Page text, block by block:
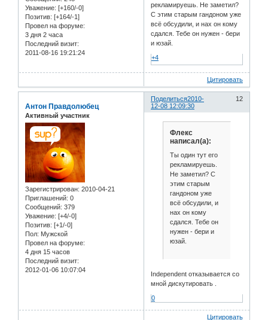
Уважение: [+160/-0]
Позитив: [+164/-1]
Провел на форуме:
3 дня 2 часа
Последний визит:
2011-08-16 19:21:24
рекламируешь. Не заметил?
С этим старым гандоном уже
всё обсудили, и нах он кому
сдался. Тебе он нужен - бери
и юзай.
+4
Цитировать
Поделиться 12
2010-
12-08 12:09:30
Антон Правдолюбец
Активный участник
Зарегистрирован: 2010-04-21
Приглашений: 0
Сообщений: 379
Уважение: [+4/-0]
Позитив: [+1/-0]
Пол: Мужской
Провел на форуме:
4 дня 15 часов
Последний визит:
2012-01-06 10:07:04
Флекс
написал(а):
Ты один тут его
рекламируешь.
Не заметил? С
этим старым
гандоном уже
всё обсудили, и
нах он кому
сдался. Тебе он
нужен - бери и
юзай.
Independent отказывается со
мной дискутировать .
0
Цитировать